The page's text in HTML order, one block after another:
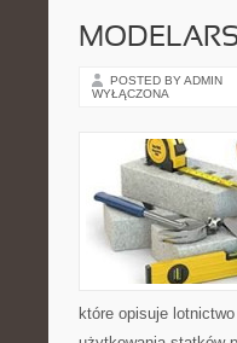
POSTED BY ADMIN
WYŁĄCZONA
które opisuje